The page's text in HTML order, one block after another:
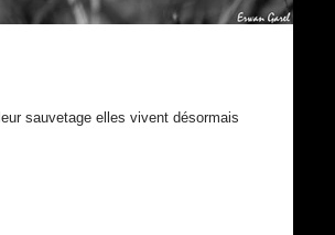
sauvetage elles vivent désormais